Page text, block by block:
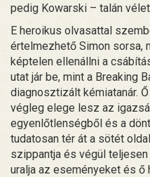
pedig Kowarski – talán
E heroikus olvasattal
értelmezhető Simon sorsa,
képtelen ellenállni a
utat jár be, mint a Breaking
diagnosztizált kémiatanár.
végleg elege lesz az
egyenlőtlenségből és a
tudatosan tér át a sötét
szippantja és végül
uralja az eseményeket és ő